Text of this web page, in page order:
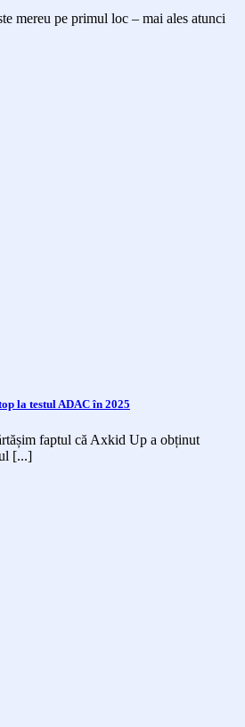
mereu pe primul loc – mai ales atunci
la testul ADAC în 2025
faptul că Axkid Up a obținut
[...]